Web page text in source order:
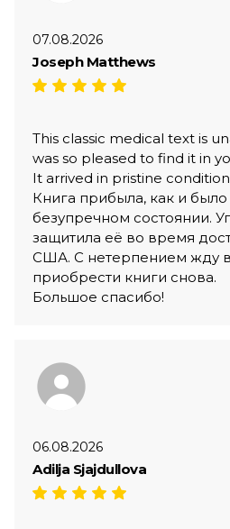
07.08.2026
Joseph Matthews
This classic medical text is
was so pleased to find it in
It arrived in pristine
Книга прибыла, как и
безупречном состоянии.
защитила её во время
США. С нетерпением жду
приобрести книги снова.
Большое спасибо!
06.08.2026
Adilja Sjajdullova